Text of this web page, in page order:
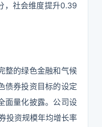
，社会维度提升0.39
整的绿色金融和气候
债券投资目标的设定
面量化披露。公司设
投资规模年均增长率